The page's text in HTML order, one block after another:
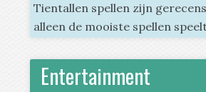
Tientallen spellen zijn
alleen de mooiste spellen
Entertainment